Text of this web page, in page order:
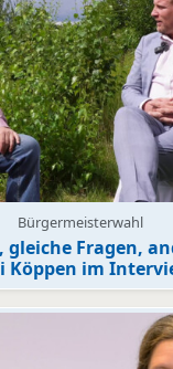
Bürgermeisterwahl
gleiche Fragen,
Köppen im